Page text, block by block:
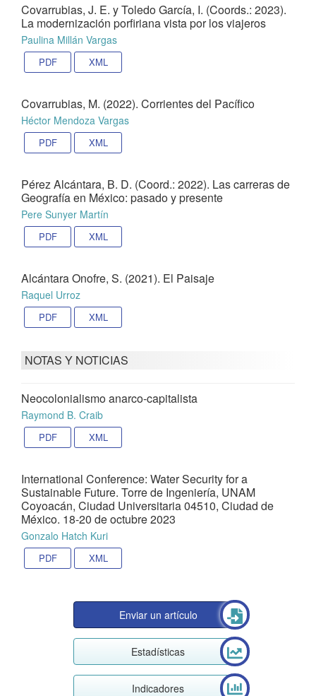
Covarrubias, J. E. y Toledo García, I. (Coords.: 2023).
La modernización porfiriana vista por los viajeros
Paulina Millán Vargas
PDF XML
Covarrubias, M. (2022). Corrientes del Pacífico
Héctor Mendoza Vargas
PDF XML
Pérez Alcántara, B. D. (Coord.: 2022). Las carreras de
Geografía en México: pasado y presente
Pere Sunyer Martín
PDF XML
Alcántara Onofre, S. (2021). El Paisaje
Raquel Urroz
PDF XML
NOTAS Y NOTICIAS
Neocolonialismo anarco-capitalista
Raymond B. Craib
PDF XML
International Conference: Water Security for a
Sustainable Future. Torre de Ingeniería, UNAM
Coyoacán, Ciudad Universitaria 04510, Ciudad de
México. 18-20 de octubre 2023
Gonzalo Hatch Kuri
PDF XML
Enviar un artículo
Estadísticas
Indicadores